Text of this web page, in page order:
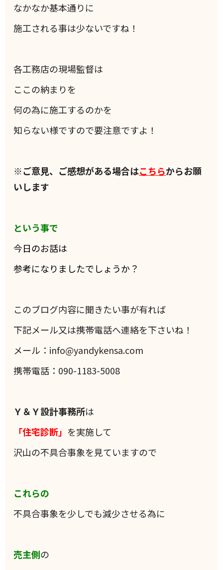
なかなか基本通りに
施工される事は少ないですね！
各工務店の現場監督は
ここの納まりを
何の為に施工するのかを
知らない様ですので要注意ですよ！
※ご意見、ご感想がある場合はこちらからお願
いします
という事で
今日のお話は
参考になりましたでしょうか？
このブログ内容に聞きたい事が有れば
下記メール又は携帯電話へ連絡を下さいね！
メール：info@yandykensa.com
携帯電話：090-1183-5008
Ｙ＆Ｙ設計事務所は
「住宅診断」 を実施して
沢山の不具合事象を見ていますので
これらの
不具合事象を少しでも減少させる為に
売主側の